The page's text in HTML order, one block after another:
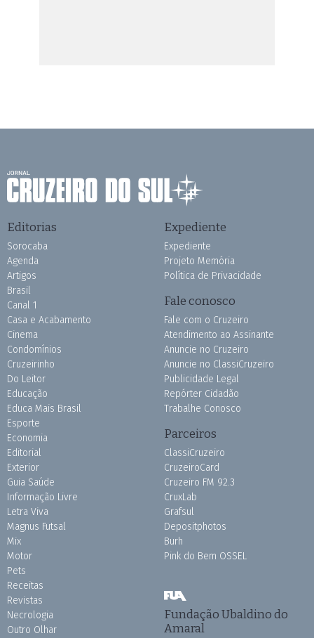
Editorias
Sorocaba
Agenda
Artigos
Brasil
Canal 1
Casa e Acabamento
Cinema
Condomínios
Cruzeirinho
Do Leitor
Educação
Educa Mais Brasil
Esporte
Economia
Editorial
Exterior
Guia Saúde
Informação Livre
Letra Viva
Magnus Futsal
Mix
Motor
Pets
Receitas
Revistas
Necrologia
Outro Olhar
Expediente
Expediente
Projeto Memória
Política de Privacidade
Fale conosco
Fale com o Cruzeiro
Atendimento ao Assinante
Anuncie no Cruzeiro
Anuncie no ClassiCruzeiro
Publicidade Legal
Repórter Cidadão
Trabalhe Conosco
Parceiros
ClassiCruzeiro
CruzeiroCard
Cruzeiro FM 92.3
CruxLab
Grafsul
Depositphotos
Burh
Pink do Bem OSSEL
Fundação Ubaldino do
Amaral